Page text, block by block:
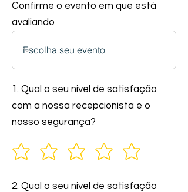
Confirme o evento em que está
avaliando
1. Qual o seu nível de satisfação
com a nossa recepcionista e o
nosso segurança?
2. Qual o seu nível de satisfação